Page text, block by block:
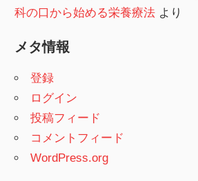
科の口から始める栄養療法 より
メタ情報
登録
ログイン
投稿フィード
コメントフィード
WordPress.org